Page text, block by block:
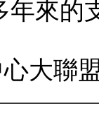
年來的
心大